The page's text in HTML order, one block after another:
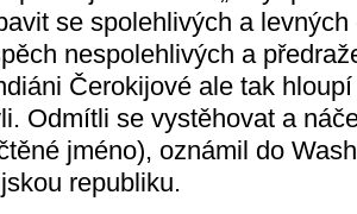
se spolehlivých a
nespolehlivých a
Čerokijové ale tak hloupí
Odmítli se vystěhovat a
jméno), oznámil do
republiku.